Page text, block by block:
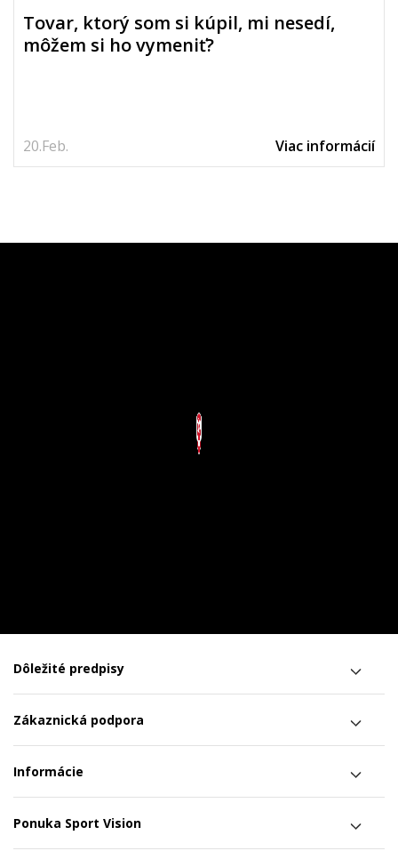
20.Feb.
Tovar, ktorý som si kúpil, mi nesedí,
môžem si ho vymeniť?
Viac informácií
Dôležité predpisy
Zákaznická podpora
Informácie
Ponuka Sport Vision